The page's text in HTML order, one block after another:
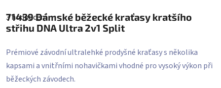
produktu
je
5,0
5
hvězdiček.
3 hodnocení
71439Dámské běžecké kraťasy kratšího
střihu DNA Ultra 2v1 Split
Prémiové závodní ultralehké prodyšné kraťasy s několika
kapsami a vnitřními nohavičkami vhodné pro vysoký výkon při
běžeckých závodech.